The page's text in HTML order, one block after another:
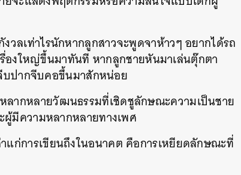
ลเท่าไรนักหากลูกสาวจะพูดจาห้าวๆ อยากได้รถ
องใหญ่ขึ้นมาทันที หากลูกชายหันมาเล่นตุ๊กตา
บปากจีบคอขึ้นมาสักหน่อย
ากหลายวัฒนธรรมที่เชิดชูลักษณะความเป็นชาย
มีความหลากหลายทางเพศ
แก่การเขียนถึงในอนาคต คือการเหยียดลักษณะที่